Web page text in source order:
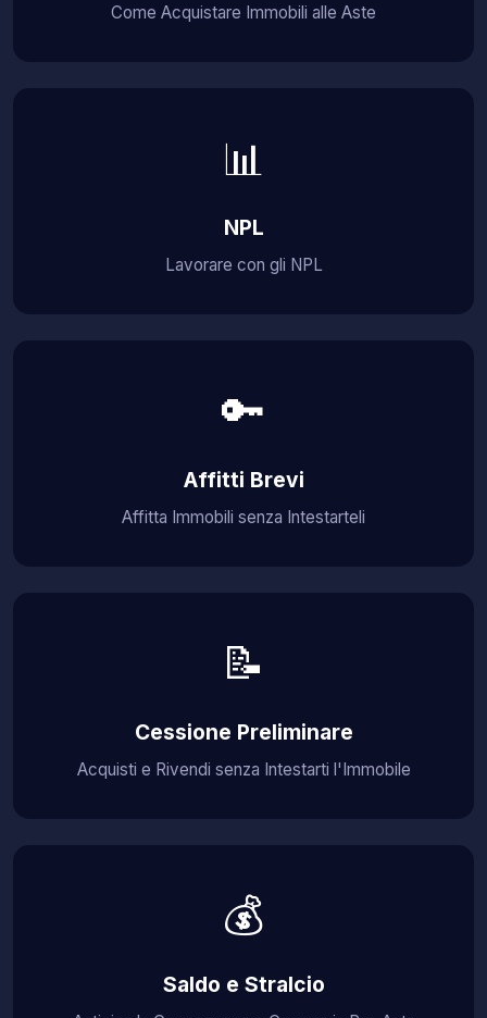
Come Acquistare Immobili alle Aste
📊
NPL
Lavorare con gli NPL
🔑
Affitti Brevi
Affitta Immobili senza Intestarteli
📝
Cessione Preliminare
Acquisti e Rivendi senza Intestarti l'Immobile
💰
Saldo e Stralcio